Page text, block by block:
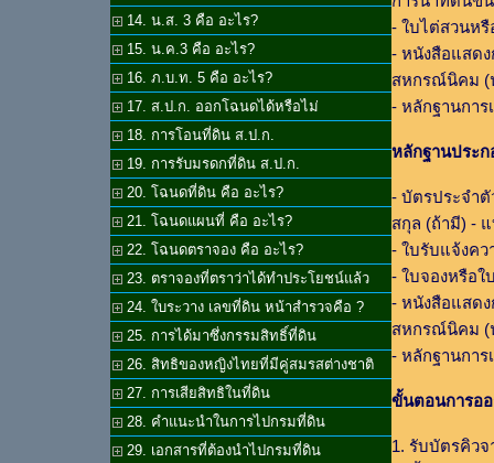
14. น.ส. 3 คือ อะไร?
15. น.ค.3 คือ อะไร?
16. ภ.บ.ท. 5 คือ อะไร?
17. ส.ป.ก. ออกโฉนดได้หรือไม่
18. การโอนที่ดิน ส.ป.ก.
19. การรับมรดกที่ดิน ส.ป.ก.
20. โฉนดที่ดิน คือ อะไร?
21. โฉนดแผนที่ คือ อะไร?
22. โฉนดตราจอง คือ อะไร?
23. ตราจองที่ตราว่าได้ทำประโยชน์แล้ว
24. ใบระวาง เลขที่ดิน หน้าสำรวจคือ ?
25. การได้มาซึ่งกรรมสิทธิ์ที่ดิน
26. สิทธิของหญิงไทยที่มีคู่สมรสต่างชาติ
27. การเสียสิทธิในที่ดิน
28. คำแนะนำในการไปกรมที่ดิน
29. เอกสารที่ต้องนำไปกรมที่ดิน
- ใบไต่สวนหรื
- หนังสือแสด
สหกรณ์นิคม (
- หลักฐานกา
หลักฐานประ
- บัตรประจำ
สกุล (ถ้ามี) -
- ใบรับแจ้งค
- ใบจองหรือใ
- หนังสือแสด
สหกรณ์นิคม (
- หลักฐานกา
ขั้นตอนการอ
1. รับบัตรคิว